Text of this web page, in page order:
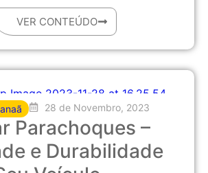
VER CONTEÚDO
28 de Novembro, 2023
Parachoques –
e Durabilidade